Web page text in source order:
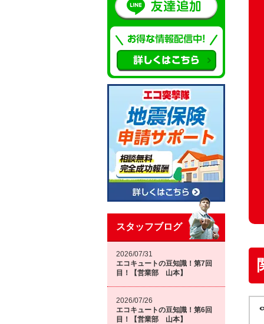
スタッフブログ
2026/07/31
エコキュートの豆知識！第7回
目！【営業部 山本】
2026/07/26
エコキュートの豆知識！第6回
目！【営業部 山本】